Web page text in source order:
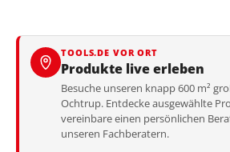
TOOLS.DE VOR ORT
Produkte live erleben
Besuche unseren knapp 600 m²
Ochtrup. Entdecke ausgewählte
vereinbare einen persönlichen
unseren Fachberatern.